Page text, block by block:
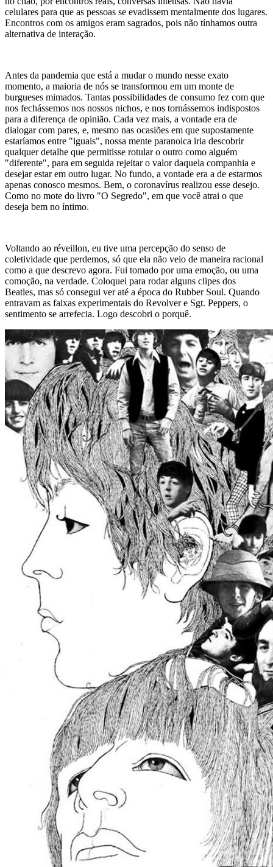
celulares para que as pessoas se evadissem mentalmente dos lugares.
Encontros com os amigos eram sagrados, pois não tínhamos outra
alternativa de interação.
Antes da pandemia que está a mudar o mundo nesse exato
momento, a maioria de nós se transformou em um monte de
burgueses mimados. Tantas possibilidades de consumo fez com que
nos fechássemos nos nossos nichos, e nos tornássemos indispostos
para a diferença de opinião. Cada vez mais, a vontade era de
dialogar com pares, e, mesmo nas ocasiões em que supostamente
estaríamos entre "iguais", nossa mente paranoica iria descobrir
qualquer detalhe que permitisse rotular o outro como alguém
"diferente", para em seguida rejeitar o valor daquela companhia e
desejar estar em outro lugar. No fundo, a vontade era a de estarmos
apenas conosco mesmos. Bem, o coronavírus realizou esse desejo.
Como no mote do livro "O Segredo", em que você atrai o que
deseja bem no íntimo.
Voltando ao réveillon, eu tive uma percepção do senso de
coletividade que perdemos, só que ela não veio de maneira racional
como a que descrevo agora. Fui tomado por uma emoção, ou uma
comoção, na verdade. Coloquei para rodar alguns clipes dos
Beatles, mas só consegui ver até a época do Rubber Soul. Quando
entravam as faixas experimentais do Revolvere Sgt. Peppers, o
sentimento se arrefecia. Logo descobri o porquê.